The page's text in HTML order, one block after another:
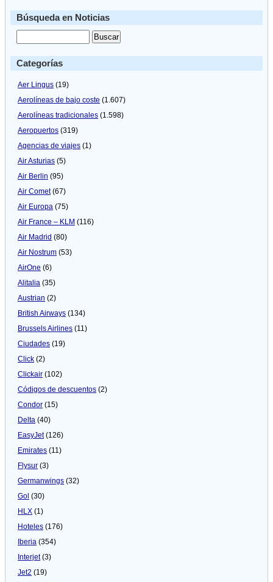
Búsqueda en Noticias
Categorías
Aer Lingus (19)
Aerolíneas de bajo coste (1.607)
Aerolíneas tradicionales (1.598)
Aeropuertos (319)
Agencias de viajes (1)
Air Asturias (5)
Air Berlin (95)
Air Comet(67)
Air Europa (75)
Air France – KLM (116)
Air Madrid (80)
Air Nostrum (53)
AirOne (6)
Alitalia (35)
Austrian (2)
British Airways (134)
Brussels Airlines (11)
Ciudades (19)
Click (2)
Clickair (102)
Códigos de descuentos (2)
Condor (15)
Delta (40)
EasyJet(126)
Emirates (11)
Flysur (3)
Germanwings (32)
Gol (30)
HLX (1)
Hoteles (176)
Iberia (354)
Interjet(3)
Jet2 (19)